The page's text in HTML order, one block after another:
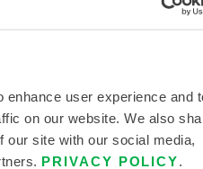
user experience and
on our website. We also
our site with our social media,
PRIVACY POLICY